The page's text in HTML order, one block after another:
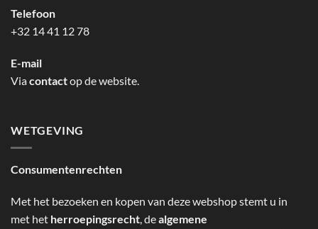
Telefoon
+32 14 41 12 78
E-mail
Viacontactop de website.
WETGEVING
Consumentenrechten
Met het bezoeken en kopen van deze webshop stemt u in
met het herroepingsrecht, dealgemene